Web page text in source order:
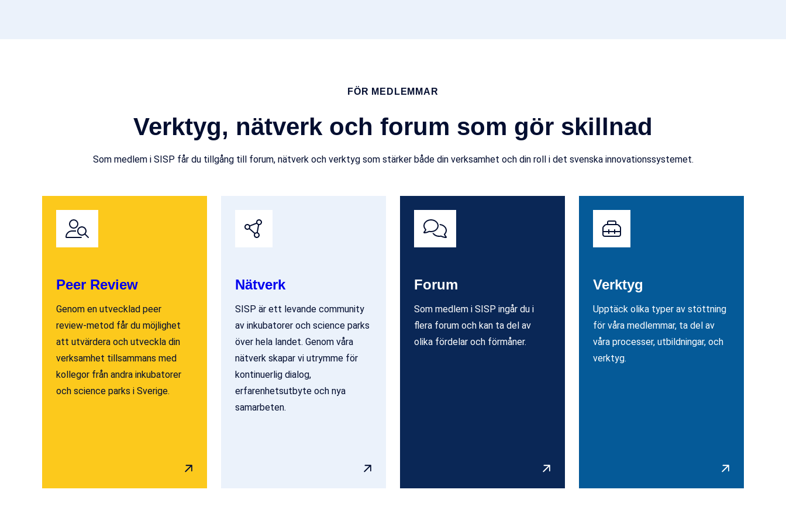
FÖR MEDLEMMAR
Verktyg, nätverk och forum som gör skillnad
Som medlem i SISP får du tillgång till forum, nätverk och verktyg som stärker både din verksamhet och din roll i det svenska innovationssystemet.
Peer Review
Genom en utvecklad peer
review-metod får du möjlighet
att utvärdera och utveckla din
verksamhet tillsammans med
kollegor från andra inkubatorer
och science parks i Sverige.
Nätverk
SISP är ett levande community
av inkubatorer och science parks
över hela landet. Genom våra
nätverk skapar vi utrymme för
kontinuerlig dialog,
erfarenhetsutbyte och nya
samarbeten.
Forum
Som medlem i SISP ingår du i
flera forum och kan ta del av
olika fördelar och förmåner.
Verktyg
Upptäck olika typer av stöttning
för våra medlemmar, ta del av
våra processer, utbildningar, och
verktyg.